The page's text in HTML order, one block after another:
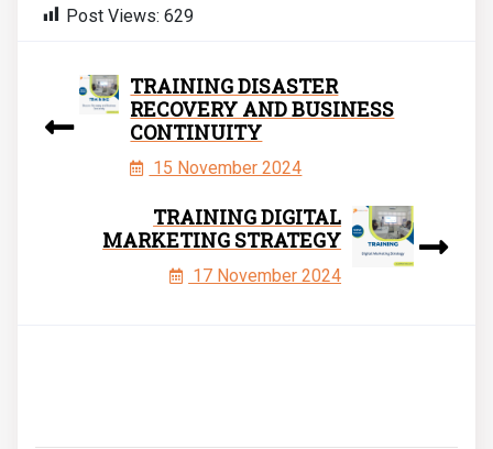
Post Views: 629
TRAINING DISASTER
RECOVERY AND BUSINESS
CONTINUITY
15 November 2024
TRAINING DIGITAL
MARKETING STRATEGY
17 November 2024